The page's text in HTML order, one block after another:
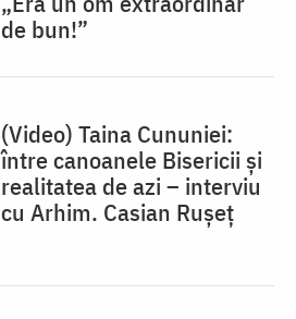
de bun!”
(Video) Taina Cununiei:
între canoanele Bisericii și
realitatea de azi – interviu
cu Arhim. Casian Rușeț